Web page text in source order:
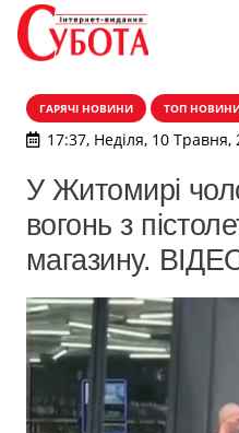
ГАРЯЧІ НОВИНИ ТОП
17:37, Неділя, 10 Травня,
У Житомирі
вогонь з
магазину.